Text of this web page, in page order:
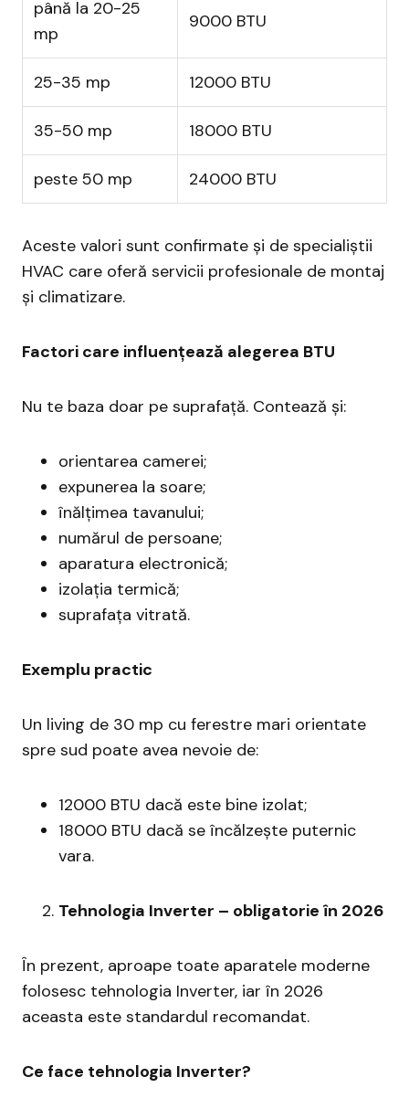
până la 20-25
mp
9000 BTU
25-35 mp 12000 BTU
35-50 mp 18000 BTU
peste 50 mp 24000 BTU
Aceste valori sunt confirmate și de specialiștii
HVAC care oferă servicii profesionale de montaj
și climatizare.
Factori care influențează alegerea BTU
Nu te baza doar pe suprafață. Contează și:
orientarea camerei;
expunerea la soare;
înălțimea tavanului;
numărul de persoane;
aparatura electronică;
izolația termică;
suprafața vitrată.
Exemplu practic
Un living de 30 mp cu ferestre mari orientate
spre sud poate avea nevoie de:
12000 BTU dacă este bine izolat;
18000 BTU dacă se încălzește puternic
vara.
Tehnologia Inverter – obligatorie în 2026
În prezent, aproape toate aparatele moderne
folosesc tehnologia Inverter, iar în 2026
aceasta este standardul recomandat.
Ce face tehnologia Inverter?